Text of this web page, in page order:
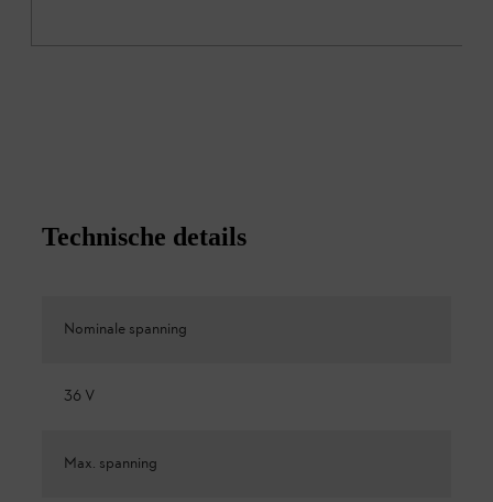
Technische details
Nominale spanning
36 V
Max. spanning